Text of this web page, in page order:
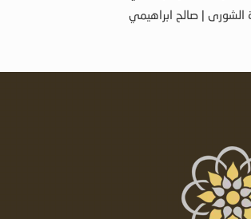
الشورى | صالح ابراهيمي